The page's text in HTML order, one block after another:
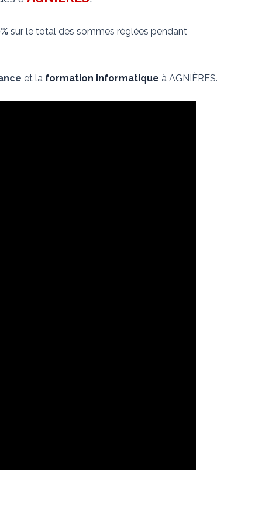
sur le total des sommes réglées pendant
et la formation informatique à AGNIÈRES.